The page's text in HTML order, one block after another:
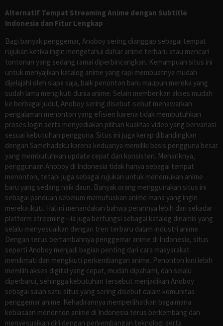
Alternatif Tempat Streaming Anime dengan Subtitle
Indonesia dan Fitur Lengkap
Bagi banyak penggemar, Anoboy sering dianggap sebagai tempat
rujukan ketika ingin mengetahui daftar anime terbaru atau mencari
tontonan yang sedang ramai diperbincangkan. Kemampuan situs ini
untuk menyajikan katalog anime yang rapi membuatnya mudah
dijelajahi oleh siapa saja, baik penonton baru maupun mereka yang
sudah lama mengikuti dunia anime. Selain memberikan akses mudah
ke berbagai judul, Anoboy sering disebut-sebut menawarkan
pengalaman menonton yang efisien karena tidak membutuhkan
proses login serta menyediakan pilihan kualitas video yang bervariasi
sesuai kebutuhan pengguna. Situs ini juga kerap dibandingkan
dengan Samehadaku karena keduanya memiliki basis pengguna besar
yang membutuhkan update cepat dan konsisten. Menariknya,
penggunaan Anoboy di Indonesia tidak hanya sebagai tempat
menonton, tetapi juga sebagai rujukan untuk menemukan anime
baru yang sedang naik daun. Banyak orang menggunakan situs ini
sebagai panduan sebelum memutuskan anime mana yang ingin
mereka ikuti. Hal ini menandakan bahwa perannya lebih dari sekadar
platform streaming—ia juga berfungsi sebagai katalog dinamis yang
selalu menyesuaikan dengan tren terbaru dalam industri anime.
Dengan terus bertambahnya penggemar anime di Indonesia, situs
seperti Anoboy menjadi bagian penting dari cara masyarakat
menikmati dan mengikuti perkembangan anime. Penonton kini lebih
memilih akses digital yang cepat, mudah dipahami, dan selalu
diperbarui, sehingga kebutuhan tersebut menjadikan Anoboy
sebagai salah satu situs yang sering disebut dalam komunitas
penggemar anime. Kehadirannya memperlihatkan bagaimana
kebiasaan menonton anime di Indonesia terus berkembang dan
menyesuaikan diri dengan perkembangan teknologi serta